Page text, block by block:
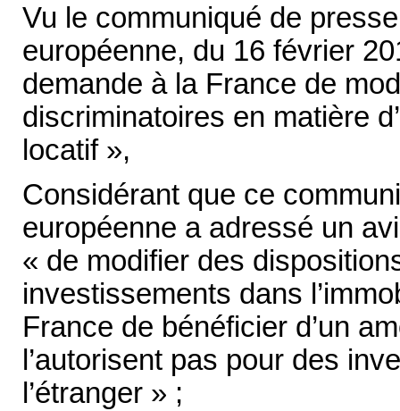
Vu le communiqué de
européenne, du 16 février
demande à la France de
discriminatoires en matière
locatif »,
Considérant que ce
européenne a adressé un
« de modifier des
investissements dans
France de bénéficier d’un
l’autorisent pas pour des
l’étranger » ;